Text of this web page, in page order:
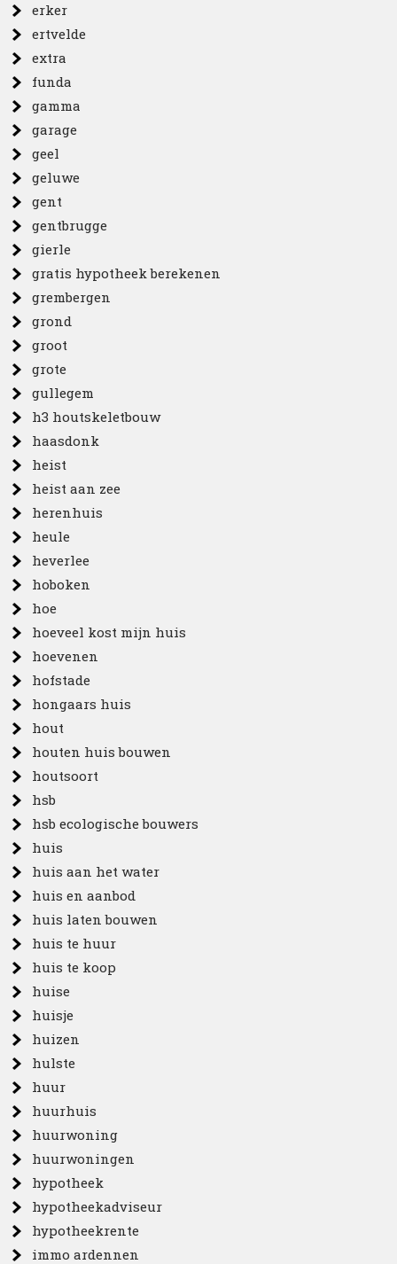
erker
ertvelde
extra
funda
gamma
garage
geel
geluwe
gent
gentbrugge
gierle
gratis hypotheek berekenen
grembergen
grond
groot
grote
gullegem
h3 houtskeletbouw
haasdonk
heist
heist aan zee
herenhuis
heule
heverlee
hoboken
hoe
hoeveel kost mijn huis
hoevenen
hofstade
hongaars huis
hout
houten huis bouwen
houtsoort
hsb
hsb ecologische bouwers
huis
huis aan het water
huis en aanbod
huis laten bouwen
huis te huur
huis te koop
huise
huisje
huizen
hulste
huur
huurhuis
huurwoning
huurwoningen
hypotheek
hypotheekadviseur
hypotheekrente
immo ardennen